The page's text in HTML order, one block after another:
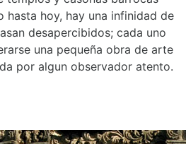
hasta hoy, hay una infinidad de
desapercibidos; cada uno
una pequeña obra de arte
por algun observador atento.